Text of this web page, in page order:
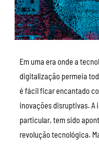
Em uma era onde a
digitalização permeia
é fácil ficar encantado
inovações disruptivas.
particular, tem sido
revolução tecnológica.